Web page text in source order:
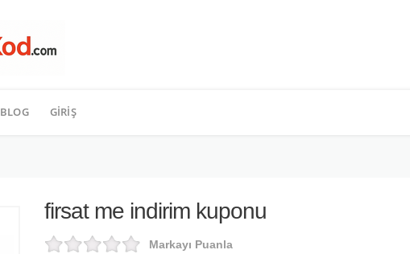
BLOG GIRIŞ
firsat me indirim kuponu
Markayı Puanla